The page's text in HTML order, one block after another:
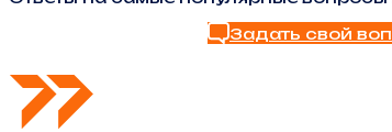
Задать свой